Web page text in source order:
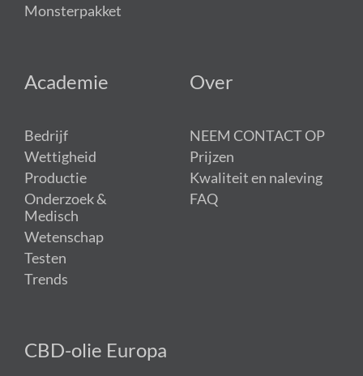
Monsterpakket
Academie
Bedrijf
Wettigheid
Productie
Onderzoek &
Medisch
Wetenschap
Testen
Trends
Over
NEEM CONTACT OP
Prijzen
Kwaliteit en naleving
FAQ
CBD-olie Europa